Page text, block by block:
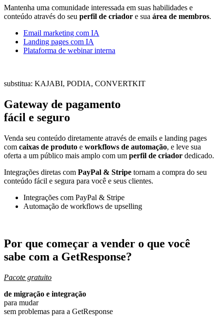
Mantenha uma comunidade interessada em suas habilidades e
conteúdo através do seu perfil de criador e sua área de membros.
Email marketing com IA
Landing pages com IA
Plataforma de webinar interna
substitua: KAJABI, PODIA, CONVERTKIT
Gateway de pagamento
fácil e seguro
Venda seu conteúdo diretamente através de emails e landing pages
com caixas de produto e workflows de automação, e leve sua
oferta a um público mais amplo com um perfil de criador dedicado.
Integrações diretas com PayPal & Stripe tornam a compra do seu
conteúdo fácil e segura para você e seus clientes.
Integrações com PayPal & Stripe
Automação de workflows de upselling
Por que começar a vender o que você
sabe com a GetResponse?
Pacote gratuito
de migração e integração
para mudar
sem problemas para a GetResponse